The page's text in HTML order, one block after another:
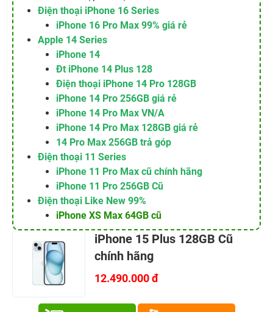
Điện thoại iPhone 16 Series
iPhone 16 Pro Max 99% giá rẻ
Apple 14 Series
iPhone 14
Đt iPhone 14 Plus 128
Điện thoại iPhone 14 Pro 128GB
iPhone 14 Pro 256GB giá rẻ
iPhone 14 Pro Max VN/A
iPhone 14 Pro Max 128GB giá rẻ
14 Pro Max 256GB trả góp
Điện thoại 11 Series
iPhone 11 Pro Max cũ chính hãng
iPhone 11 Pro 256GB Cũ
Điện thoại Like New 99%
iPhone XS Max 64GB cũ
iPhone 15 Plus 128GB Cũ
chính hãng
12.490.000 đ